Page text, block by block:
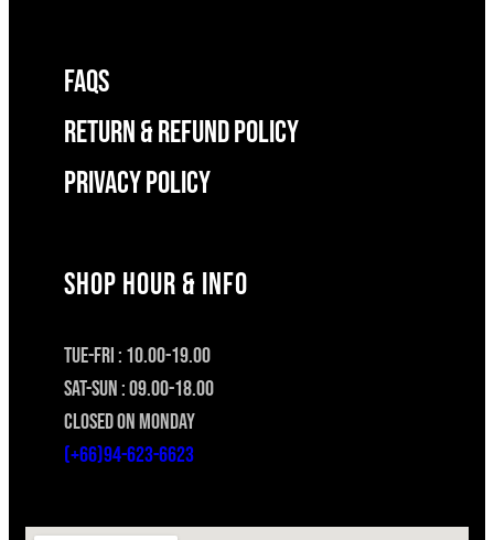
FAQS
RETURN & REFUND POLICY
Privacy Policy
SHOP HOUR & INFO
TUE-FRI : 10.00-19.00
SAT-SUN : 09.00-18.00
CLOSED ON MONDAY
(+66)94-623-6623